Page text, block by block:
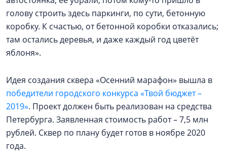
голову строить здесь паркинги, по сути, бетонную
коробку. К счастью, от бетонной коробки отказались;
там остались деревья, и даже каждый год цветёт
яблоня».
Идея создания сквера «Осенний марафон» вышла в
победители городского конкурса «Твой бюджет –
2019». Проект должен быть реализован на средства
Петербурга. Заявленная стоимость работ – 7,5 млн
рублей. Сквер по плану будет готов в ноябре 2020
года.